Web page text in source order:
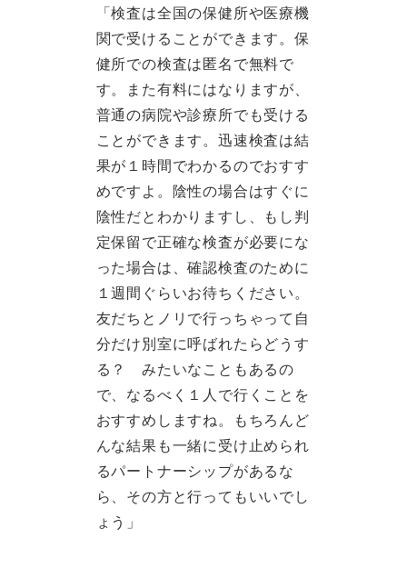
「検査は全国の保健所や医療機
関で受けることができます。保
健所での検査は匿名で無料で
す。また有料にはなりますが、
普通の病院や診療所でも受ける
ことができます。迅速検査は結
果が１時間でわかるのでおすす
めですよ。陰性の場合はすぐに
陰性だとわかりますし、もし判
定保留で正確な検査が必要にな
った場合は、確認検査のために
１週間ぐらいお待ちください。
友だちとノリで行っちゃって自
分だけ別室に呼ばれたらどうす
る？ みたいなこともあるの
で、なるべく１人で行くことを
おすすめしますね。もちろんど
んな結果も一緒に受け止められ
るパートナーシップがあるな
ら、その方と行ってもいいでし
ょう」